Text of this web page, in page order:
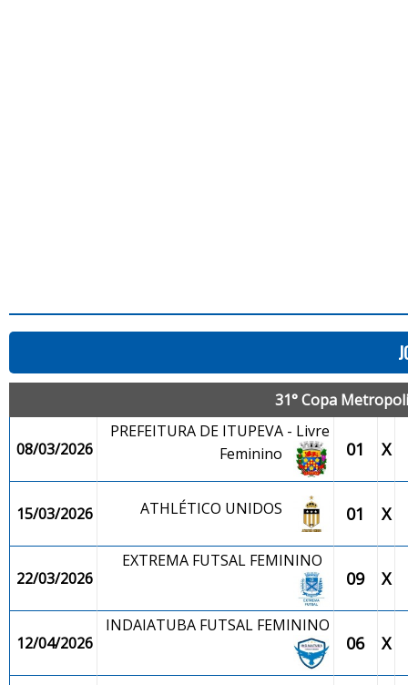
31° Copa
08/03/2026
PREFEITURA DE ITUPEVA - Livre
Feminino
01 X
15/03/2026 ATHLÉTICO UNIDOS 01 X
22/03/2026
EXTREMA FUTSAL FEMININO
09 X
12/04/2026
INDAIATUBA FUTSAL FEMININO
06 X